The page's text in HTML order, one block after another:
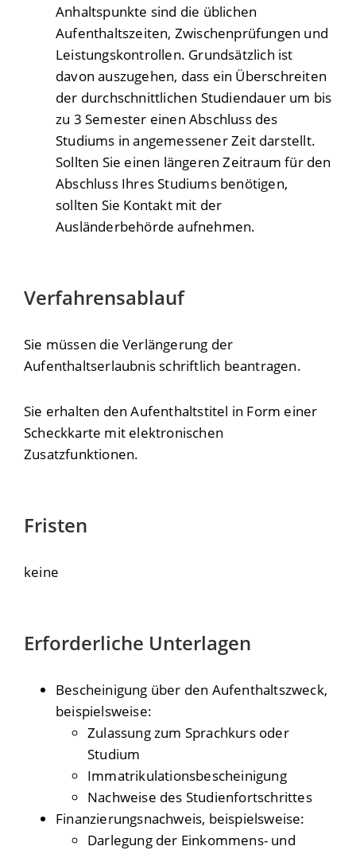
Anhaltspunkte sind die üblichen
Aufenthaltszeiten, Zwischenprüfungen und
Leistungskontrollen. Grundsätzlich ist
davon auszugehen, dass ein Überschreiten
der durchschnittlichen Studiendauer um bis
zu 3 Semester einen Abschluss des
Studiums in angemessener Zeit darstellt.
Sollten Sie einen längeren Zeitraum für den
Abschluss Ihres Studiums benötigen,
sollten Sie Kontakt mit der
Ausländerbehörde aufnehmen.
Verfahrensablauf
Sie müssen die Verlängerung der
Aufenthaltserlaubnis schriftlich beantragen.
Sie erhalten den Aufenthaltstitel in Form einer
Scheckkarte mit elektronischen
Zusatzfunktionen.
Fristen
keine
Erforderliche Unterlagen
Bescheinigung über den Aufenthaltszweck,
beispielsweise:
Zulassung zum Sprachkurs oder
Studium
Immatrikulationsbescheinigung
Nachweise des Studienfortschrittes
Finanzierungsnachweis, beispielsweise:
Darlegung der Einkommens- und